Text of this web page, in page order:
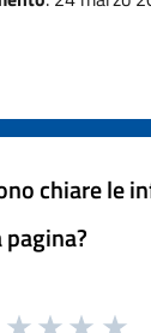
chiare le